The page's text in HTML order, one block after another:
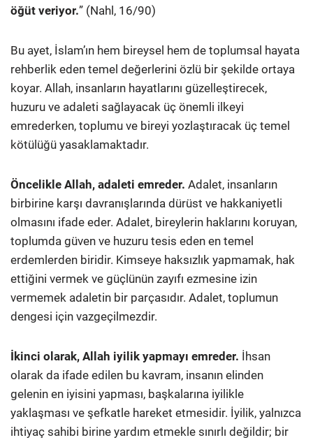
öğüt veriyor.” (Nahl, 16/90)
Bu ayet, İslam’ın hem bireysel hem de toplumsal hayata
rehberlik eden temel değerlerini özlü bir şekilde ortaya
koyar. Allah, insanların hayatlarını güzelleştirecek,
huzuru ve adaleti sağlayacak üç önemli ilkeyi
emrederken, toplumu ve bireyi yozlaştıracak üç temel
kötülüğü yasaklamaktadır.
Öncelikle Allah, adaleti emreder. Adalet, insanların
birbirine karşı davranışlarında dürüst ve hakkaniyetli
olmasını ifade eder. Adalet, bireylerin haklarını koruyan,
toplumda güven ve huzuru tesis eden en temel
erdemlerden biridir. Kimseye haksızlık yapmamak, hak
ettiğini vermek ve güçlünün zayıfı ezmesine izin
vermemek adaletin bir parçasıdır. Adalet, toplumun
dengesi için vazgeçilmezdir.
İkinci olarak, Allah iyilik yapmayı emreder. İhsan
olarak da ifade edilen bu kavram, insanın elinden
gelenin en iyisini yapması, başkalarına iyilikle
yaklaşması ve şefkatle hareket etmesidir. İyilik, yalnızca
ihtiyaç sahibi birine yardım etmekle sınırlı değildir; bir